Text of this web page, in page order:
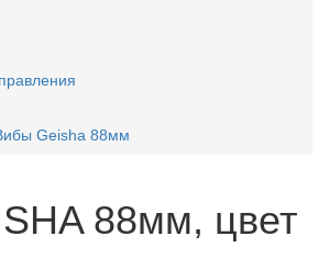
Geisha 88мм
88мм, цвет